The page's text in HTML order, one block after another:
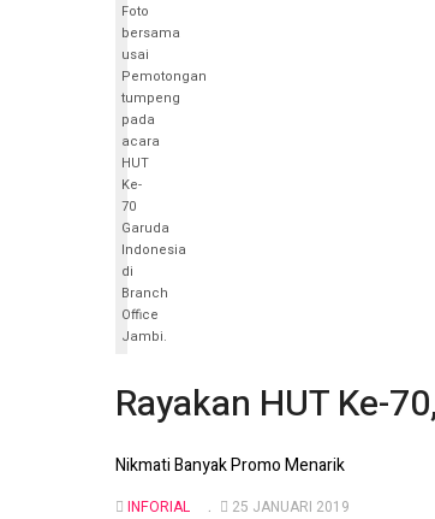
Foto
bersama
usai
Pemotongan
tumpeng
pada
acara
HUT
Ke-
70
Garuda
Indonesia
di
Branch
Office
Jambi.
Rayakan HUT Ke-
Nikmati Banyak Promo Menarik
INFORIAL 25 JANUARI 2019